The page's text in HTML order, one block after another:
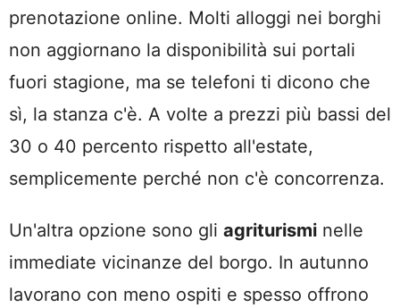
prenotazione online. Molti alloggi nei borghi
non aggiornano la disponibilità sui portali
fuori stagione, ma se telefoni ti dicono che
sì, la stanza c'è. A volte a prezzi più bassi del
30 o 40 percento rispetto all'estate,
semplicemente perché non c'è concorrenza.
Un'altra opzione sono gli agriturismi nelle
immediate vicinanze del borgo. In autunno
lavorano con meno ospiti e spesso offrono